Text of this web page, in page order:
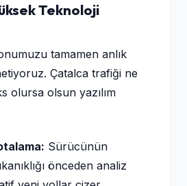
Teknoloji
tamamen anlık
Çatalca trafiği ne
olursa olsun yazılım
Sürücünün
önceden analiz